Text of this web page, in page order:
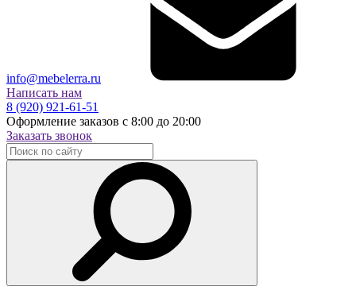
info@mebelerra.ru
Написать нам
8 (920) 921-61-51
Оформление заказов с 8:00 до 20:00
Заказать звонок